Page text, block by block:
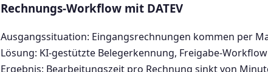
Rechnungs-Workflow mit DATEV
Ausgangssituation: Eingangsrechnungen kommen per
Lösung: KI-gestützte Belegerkennung, Freigabe-
Ergebnis: Bearbeitungszeit pro Rechnung sinkt von